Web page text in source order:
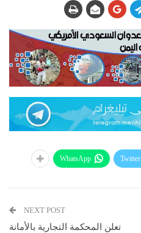
Twitter
WhatsApp
NEXT POST
تعلن المحكمة التجارية بالأمانة